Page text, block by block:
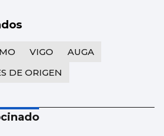
VIGO
AUGA
DE ORIGEN